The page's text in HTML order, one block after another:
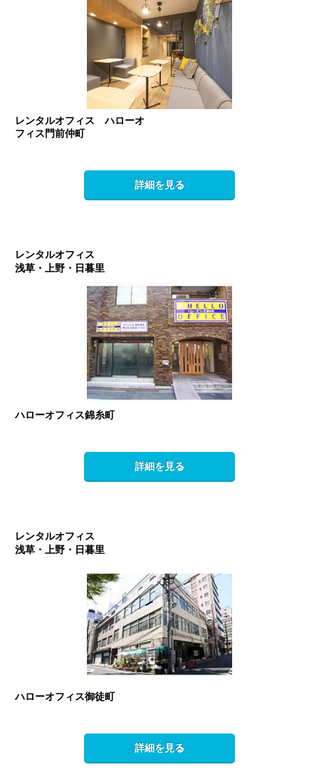
レンタルオフィス ハローオ
フィス門前仲町
詳細を見る
レンタルオフィス
浅草・上野・日暮里
ハローオフィス錦糸町
詳細を見る
レンタルオフィス
浅草・上野・日暮里
ハローオフィス御徒町
詳細を見る